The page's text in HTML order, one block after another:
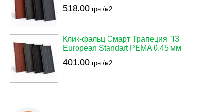
518.00 грн./м2
Клик-фальц Смарт Трапеция П3
European Standart PEMA 0.45 мм
401.00 грн./м2